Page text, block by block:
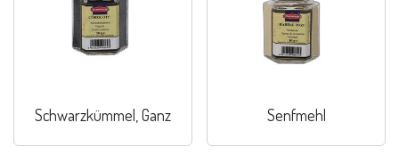
Schwarzkümmel, Ganz Senfmehl